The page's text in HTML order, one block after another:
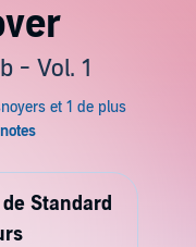
- Vol. 1
Standard